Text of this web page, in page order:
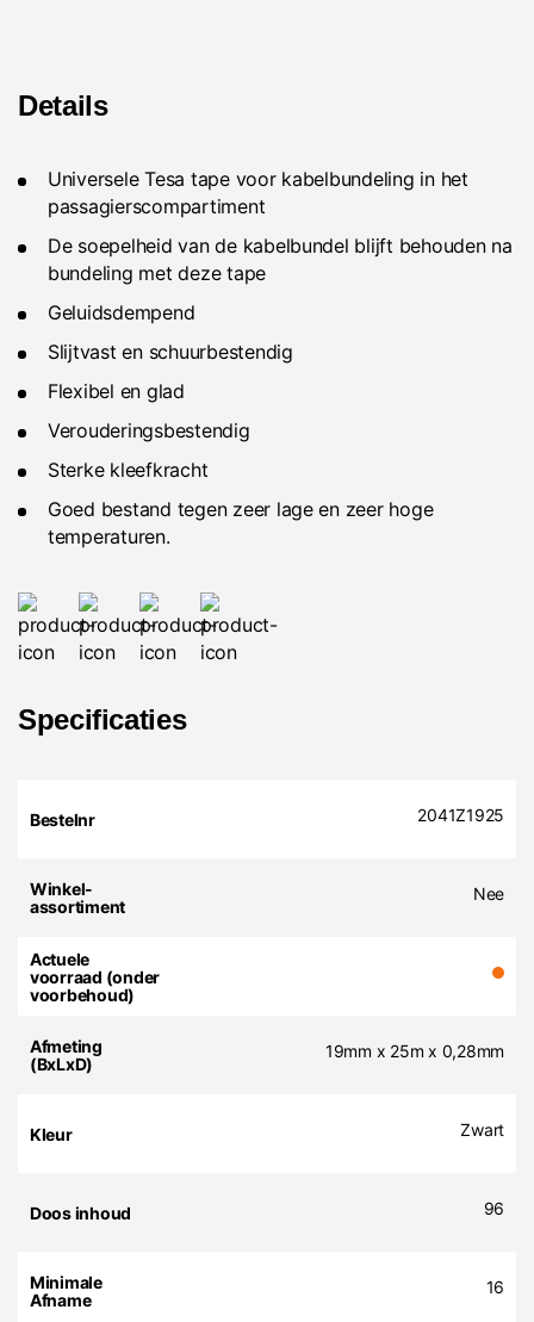
Details
Universele Tesa tape voor kabelbundeling in het
passagierscompartiment
De soepelheid van de kabelbundel blijft behouden na
bundeling met deze tape
Geluidsdempend
Slijtvast en schuurbestendig
Flexibel en glad
Verouderingsbestendig
Sterke kleefkracht
Goed bestand tegen zeer lage en zeer hoge
temperaturen.
Specificaties
2041Z1925
Nee
19mm x 25m x 0,28mm
Zwart
96
16